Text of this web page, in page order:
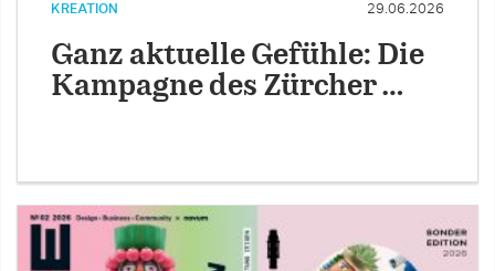
KREATION 29.06.2026
Ganz aktuelle Gefühle: Die
Kampagne des Zürcher …